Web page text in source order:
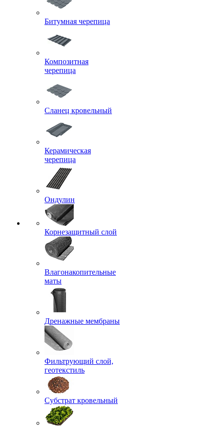
Битумная черепица
Композитная
черепица
Сланец кровельный
Керамическая
черепица
Ондулин
Корнезащитный слой
Влагонакопительные
маты
Дренажные мембраны
Фильтрующий слой,
геотекстиль
Субстрат кровельный